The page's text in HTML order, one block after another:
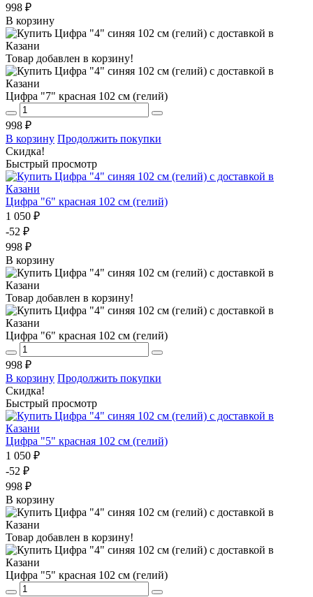
998 ₽
В корзину
Товар добавлен в корзину!
Цифра "7" красная 102 см (гелий)
998 ₽
В корзину Продолжить покупки
Скидка!
Быстрый просмотр
Цифра "6" красная 102 см (гелий)
1 050 ₽
-52 ₽
998 ₽
В корзину
Товар добавлен в корзину!
Цифра "6" красная 102 см (гелий)
998 ₽
В корзину Продолжить покупки
Скидка!
Быстрый просмотр
Цифра "5" красная 102 см (гелий)
1 050 ₽
-52 ₽
998 ₽
В корзину
Товар добавлен в корзину!
Цифра "5" красная 102 см (гелий)